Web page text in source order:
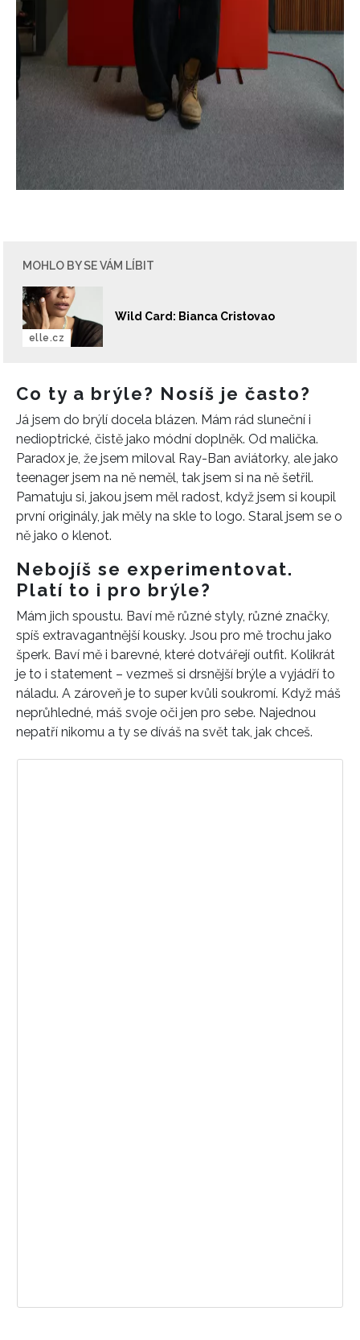
MOHLO BY SE VÁM LÍBIT
Wild Card: Bianca Cristovao
elle.cz
Co ty a brýle? Nosíš je často?
Já jsem do brýlí docela blázen. Mám rád sluneční i
nedioptrické, čistě jako módní doplněk. Od malička.
Paradox je, že jsem miloval Ray-Ban aviátorky, ale jako
teenager jsem na ně neměl, tak jsem si na ně šetřil.
Pamatuju si, jakou jsem měl radost, když jsem si koupil
první originály, jak měly na skle to logo. Staral jsem se o
ně jako o klenot.
Nebojíš se experimentovat.
Platí to i pro brýle?
Mám jich spoustu. Baví mě různé styly, různé značky,
spíš extravagantnější kousky. Jsou pro mě trochu jako
šperk. Baví mě i barevné, které dotvářejí outfit. Kolikrát
je to i statement – vezmeš si drsnější brýle a vyjádří to
náladu. A zároveň je to super kvůli soukromí. Když máš
neprůhledné, máš svoje oči jen pro sebe. Najednou
nepatří nikomu a ty se díváš na svět tak, jak chceš.